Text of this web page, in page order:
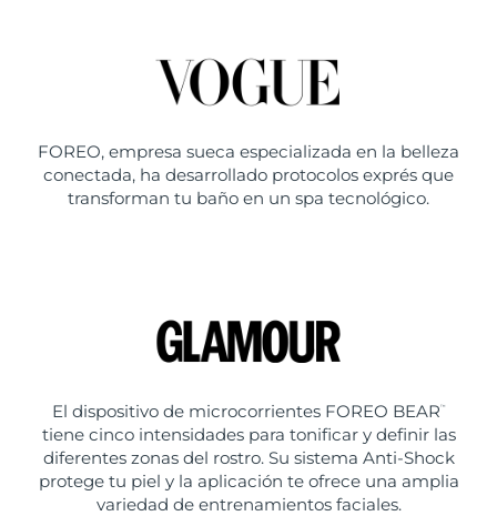
FOREO, empresa sueca especializada en la belleza
conectada, ha desarrollado protocolos exprés que
transforman tu baño en un spa tecnológico.
El dispositivo de microcorrientes FOREO BEAR ™
tiene cinco intensidades para tonificar y definir las
diferentes zonas del rostro. Su sistema Anti-Shock
protege tu piel y la aplicación te ofrece una amplia
variedad de entrenamientos faciales.